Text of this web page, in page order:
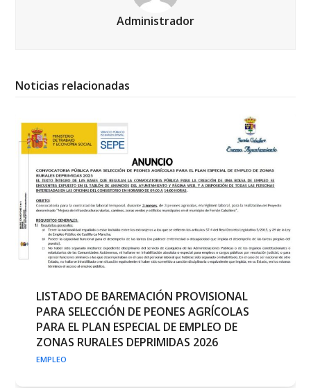
Administrador
Noticias relacionadas
LISTADO DE BAREMACIÓN PROVISIONAL
PARA SELECCIÓN DE PEONES AGRÍCOLAS
PARA EL PLAN ESPECIAL DE EMPLEO DE
ZONAS RURALES DEPRIMIDAS 2026
EMPLEO